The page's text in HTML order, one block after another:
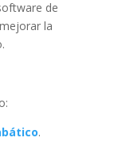
de
la
.